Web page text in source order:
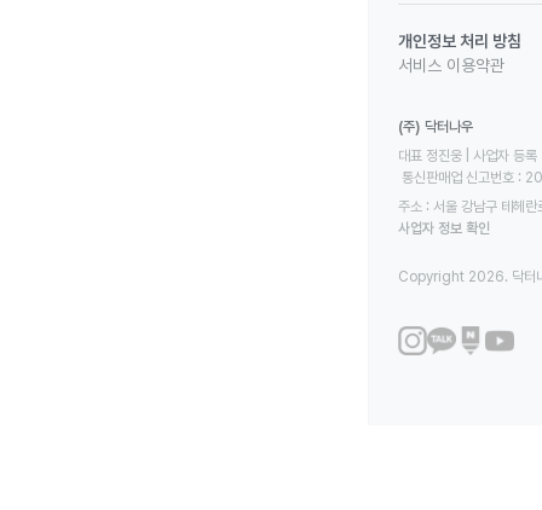
개인정보 처리 방침
서비스 이용약관
(주) 닥터나우
대표 정진웅 | 사업자
통신판매업 신고번호
주소 : 서울 강남구 테헤
사업자 정보 확인
Copyright 2026. 닥터